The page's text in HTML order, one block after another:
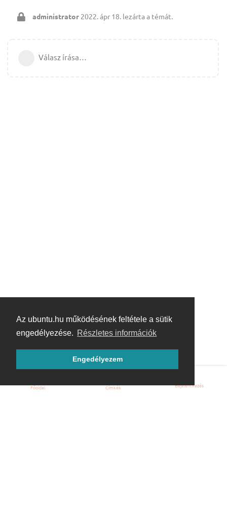
Az ubuntu.hu működésének feltétele a sütik
engedélyezése. Részletes információk
Engedélyezem
administrator 2022. ápr 18. lezárta a témát.
Válasz írása…
Főoldal Címkék Bejelentkezés